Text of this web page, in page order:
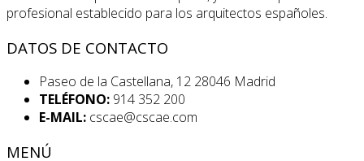
profesional establecido para los arquitectos españoles.
DATOS DE CONTACTO
Paseo de la Castellana, 12 28046 Madrid
TELÉFONO: 914 352 200
E-MAIL: cscae@cscae.com
MENÚ